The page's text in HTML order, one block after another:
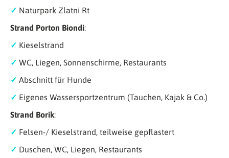
✓ Naturpark Zlatni Rt
Strand Porton Biondi:
✓ Kieselstrand
✓ WC, Liegen, Sonnenschirme, Restaurants
✓ Abschnitt für Hunde
✓ Eigenes Wassersportzentrum (Tauchen, Kajak & Co.)
Strand Borik:
✓ Felsen-/ Kieselstrand, teilweise gepflastert
✓ Duschen, WC, Liegen, Restaurants